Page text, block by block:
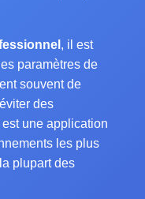
, il est
paramètres de
souvent de
des
une application
les plus
plupart des